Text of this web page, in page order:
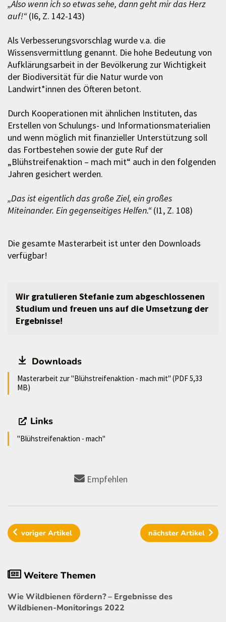
„Also wenn ich so etwas sehe, dann geht mir das Herz
auf!“(I6, Z. 142-143)
Als Verbesserungsvorschlag wurde v.a. die
Wissensvermittlung genannt. Die hohe Bedeutung von
Aufklärungsarbeit in der Bevölkerung zur Wichtigkeit
der Biodiversität für die Natur wurde von
Landwirt*innen des Öfteren betont.
Durch Kooperationen mit ähnlichen Instituten, das
Erstellen von Schulungs- und Informationsmaterialien
und wenn möglich mit finanzieller Unterstützung soll
das Fortbestehen sowie der gute Ruf der
„Blühstreifenaktion – mach mit“ auch in den folgenden
Jahren gesichert werden.
„Das ist eigentlich das große Ziel, ein großes
Miteinander. Ein gegenseitiges Helfen.“(I1, Z. 108)
Die gesamte Masterarbeit ist unter den Downloads
verfügbar!
Wir gratulieren Stefanie zum abgeschlossenen
Studium und freuen uns auf die Umsetzung der
Ergebnisse!
Downloads
Masterarbeit zur "Blühstreifenaktion - mach mit" (PDF 5,33
MB)
Links
"Blühstreifenaktion - mach"
Empfehlen
vorigerArtikel nächster Artikel
Weitere Themen
Wie Wildbienen fördern? – Ergebnisse des
Wildbienen-Monitorings 2022